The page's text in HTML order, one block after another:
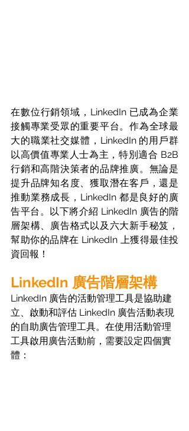
在數位行銷領域，LinkedIn 已成為企業
接觸專業受眾的重要平台。作為全球最
大的職業社交媒體，LinkedIn 的用戶群
以高價值專業人士為主，特別適合 B2B
行銷和高階決策者的品牌推廣。無論是
提升品牌知名度、獲取潛在客戶，還是
推動業務成長，LinkedIn 都是良好的廣
告平台。以下將介紹 LinkedIn 廣告的階
層架構、廣告格式以及六大新手秘笈，
幫助你的品牌在 LinkedIn 上獲得最佳投
資回報！
LinkedIn 廣告階層架構
LinkedIn 廣告的活動管理工具是協助建
立、啟動和評估 LinkedIn 廣告活動表現
的自助廣告管理工具。在使用活動管理
工具啟用廣告活動前，需要設定四個實
體：